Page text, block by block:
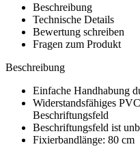
Beschreibung
Technische Details
Bewertung schreiben
Fragen zum Produkt
Beschreibung
Einfache Handhabung
Widerstandsfähiges
Beschriftungsfeld
Beschriftungsfeld ist
Fixierbandlänge: 80 cm